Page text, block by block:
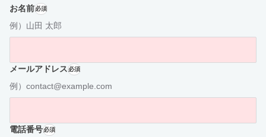
お名前必須
例）山田 太郎
メールアドレス必須
例）contact@example.com
電話番号必須